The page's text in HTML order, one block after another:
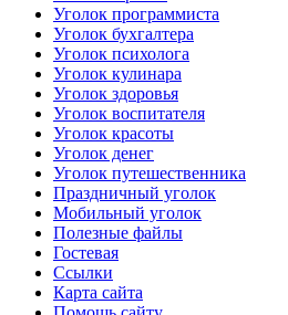
Уголок программиста
Уголок бухгалтера
Уголок психолога
Уголок кулинара
Уголок здоровья
Уголок воспитателя
Уголок красоты
Уголок денег
Уголок путешественника
Праздничный уголок
Мобильный уголок
Полезные файлы
Гостевая
Ссылки
Карта сайта